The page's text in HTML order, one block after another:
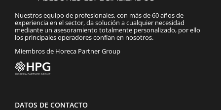
Nuestros equipo de profesionales, con más de 60 años de
experiencia en el sector, da solución a cualquier necesidad
mediante un asesoramiento totalmente personalizado, por ello
los principales operadores confían en nosotros.
Miembros de Horeca Partner Group
DATOS DE CONTACTO